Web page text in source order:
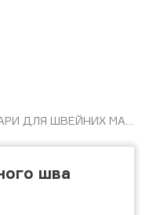
ДЛЯ ШВЕЙНИХ МАШИН
шва